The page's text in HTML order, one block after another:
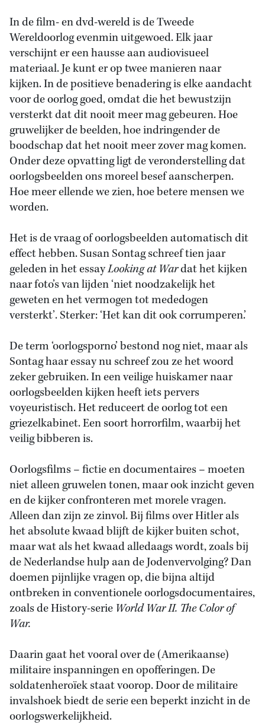
In de film- en dvd-wereld is de Tweede
Wereldoorlog evenmin uitgewoed. Elk jaar
verschijnt er een hausse aan audiovisueel
materiaal. Je kunt er op twee manieren naar
kijken. In de positieve benadering is elke aandacht
voor de oorlog goed, omdat die het bewustzijn
versterkt dat dit nooit meer mag gebeuren. Hoe
gruwelijker de beelden, hoe indringender de
boodschap dat het nooit meer zover mag komen.
Onder deze opvatting ligt de veronderstelling dat
oorlogsbeelden ons moreel besef aanscherpen.
Hoe meer ellende we zien, hoe betere mensen we
worden.
Het is de vraag of oorlogsbeelden automatisch dit
effect hebben. Susan Sontag schreef tien jaar
geleden in het essayLooking at Wardat het kijken
naar foto’s van lijden ‘niet noodzakelijk het
geweten en het vermogen tot mededogen
versterkt’. Sterker: ‘Het kan dit ook corrumperen.’
De term ‘oorlogsporno’ bestond nog niet, maar als
Sontag haar essay nu schreef zou ze het woord
zeker gebruiken. In een veilige huiskamer naar
oorlogsbeelden kijken heeft iets pervers
voyeuristisch. Het reduceert de oorlog tot een
griezelkabinet. Een soort horrorfilm, waarbij het
veilig bibberen is.
Oorlogsfilms – fictie en documentaires – moeten
niet alleen gruwelen tonen, maar ook inzicht geven
en de kijker confronteren met morele vragen.
Alleen dan zijn ze zinvol. Bij films over Hitler als
het absolute kwaad blijft de kijker buiten schot,
maar wat als het kwaad alledaags wordt, zoals bij
de Nederlandse hulp aan de Jodenvervolging? Dan
doemen pijnlijke vragen op, die bijna altijd
ontbreken in conventionele oorlogsdocumentaires,
zoals de History-serie World War II. The Color of
War.
Daarin gaat het vooral over de (Amerikaanse)
militaire inspanningen en opofferingen. De
soldatenheroïek staat voorop. Door de militaire
invalshoek biedt de serie een beperkt inzicht in de
oorlogswerkelijkheid.